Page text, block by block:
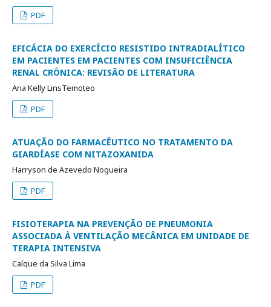
PDF
EFICÁCIA DO EXERCÍCIO RESISTIDO INTRADIALÍTICO
EM PACIENTES EM PACIENTES COM INSUFICIÊNCIA
RENAL CRÔNICA: REVISÃO DE LITERATURA
Ana Kelly LinsTemoteo
PDF
ATUAÇÃO DO FARMACÊUTICO NO TRATAMENTO DA
GIARDÍASE COM NITAZOXANIDA
Harryson de Azevedo Nogueira
PDF
FISIOTERAPIA NA PREVENÇÃO DE PNEUMONIA
ASSOCIADA À VENTILAÇÃO MECÂNICA EM UNIDADE DE
TERAPIA INTENSIVA
Caíque da Silva Lima
PDF